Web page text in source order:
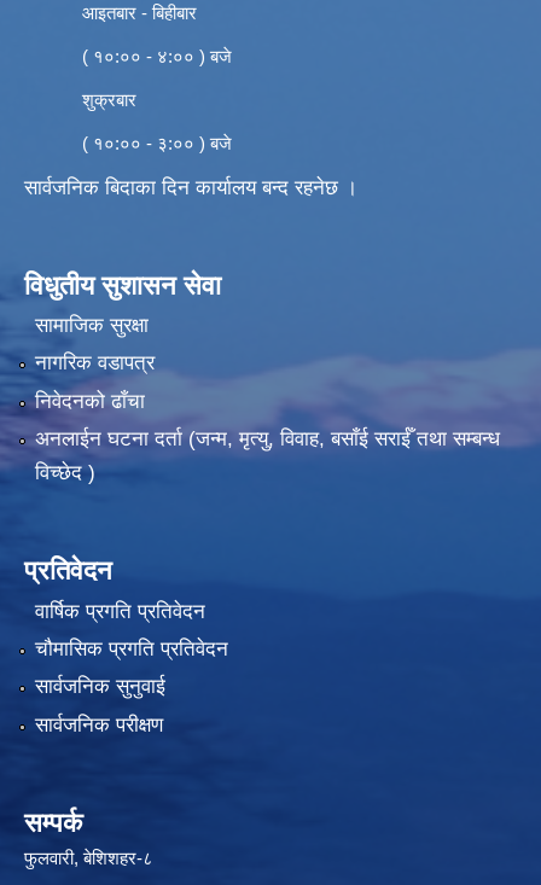
आइतबार - बिहीबार
( १०:०० - ४:०० ) बजे
शुक्रबार
( १०:०० - ३:०० ) बजे
सार्वजनिक बिदाका दिन कार्यालय बन्द रहनेछ ।
विधुतीय सुशासन सेवा
सामाजिक सुरक्षा
नागरिक वडापत्र
निवेदनको ढाँचा
अनलाईन घटना दर्ता (जन्म, मृत्यु, विवाह, बसाँई सराईँ तथा सम्बन्ध
विच्छेद )
प्रतिवेदन
वार्षिक प्रगति प्रतिवेदन
चौमासिक प्रगति प्रतिवेदन
सार्वजनिक सुनुवाई
सार्वजनिक परीक्षण
सम्पर्क
फुलवारी, बेशिशहर-८